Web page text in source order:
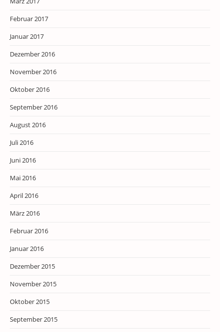
Februar 2017
Januar 2017
Dezember 2016
November 2016
Oktober 2016
September 2016
August 2016
Juli 2016
Juni 2016
Mai 2016
April 2016
März 2016
Februar 2016
Januar 2016
Dezember 2015
November 2015
Oktober 2015
September 2015